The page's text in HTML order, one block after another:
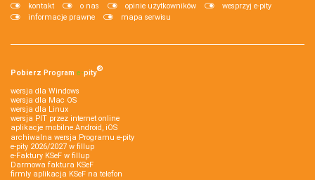
kontakt o nas opinie użytkowników
wesprzyj e-pity
informacje prawne
mapa serwisu
Pobierz Program e‑pity®
wersja dla Windows
wersja dla Mac OS
wersja dla Linux
wersja PIT przez internet online
aplikacje mobilne Android, iOS
archiwalna wersja Programu e-pity
e-pity 2026/2027 w fillup
e‑Faktury KSeF w fillup
Darmowa faktura KSeF
firmly aplikacja KSeF na telefon